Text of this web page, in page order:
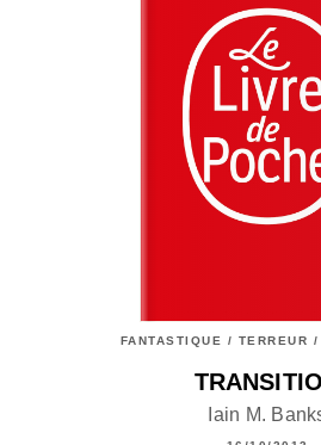
FANTASTIQUE / TERREUR
Iain M.